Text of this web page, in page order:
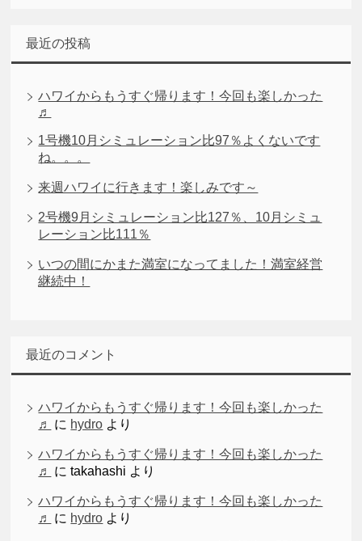
最近の投稿
ハワイからもうすぐ帰ります！今回も楽しかった
♬
1号機10月シミュレーション比97％よくないです
ね。。。
来週ハワイに行きます！楽しみです～
2号機9月シミュレーション比127％、10月シミュ
レーション比111％
いつの間にかまた満室になってました！満室経営
継続中！
最近のコメント
ハワイからもうすぐ帰ります！今回も楽しかった
♬
に hydro より
ハワイからもうすぐ帰ります！今回も楽しかった
♬
にtakahashi より
ハワイからもうすぐ帰ります！今回も楽しかった
♬
に hydro より